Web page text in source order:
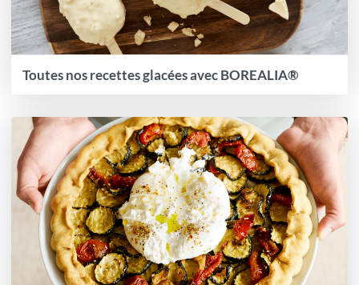
Toutes nos recettes glacées avec BOREALIA®